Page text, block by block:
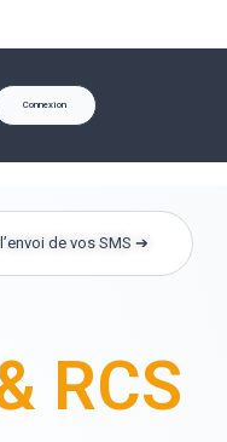
Connexion
de vos SMS ➔
RCS